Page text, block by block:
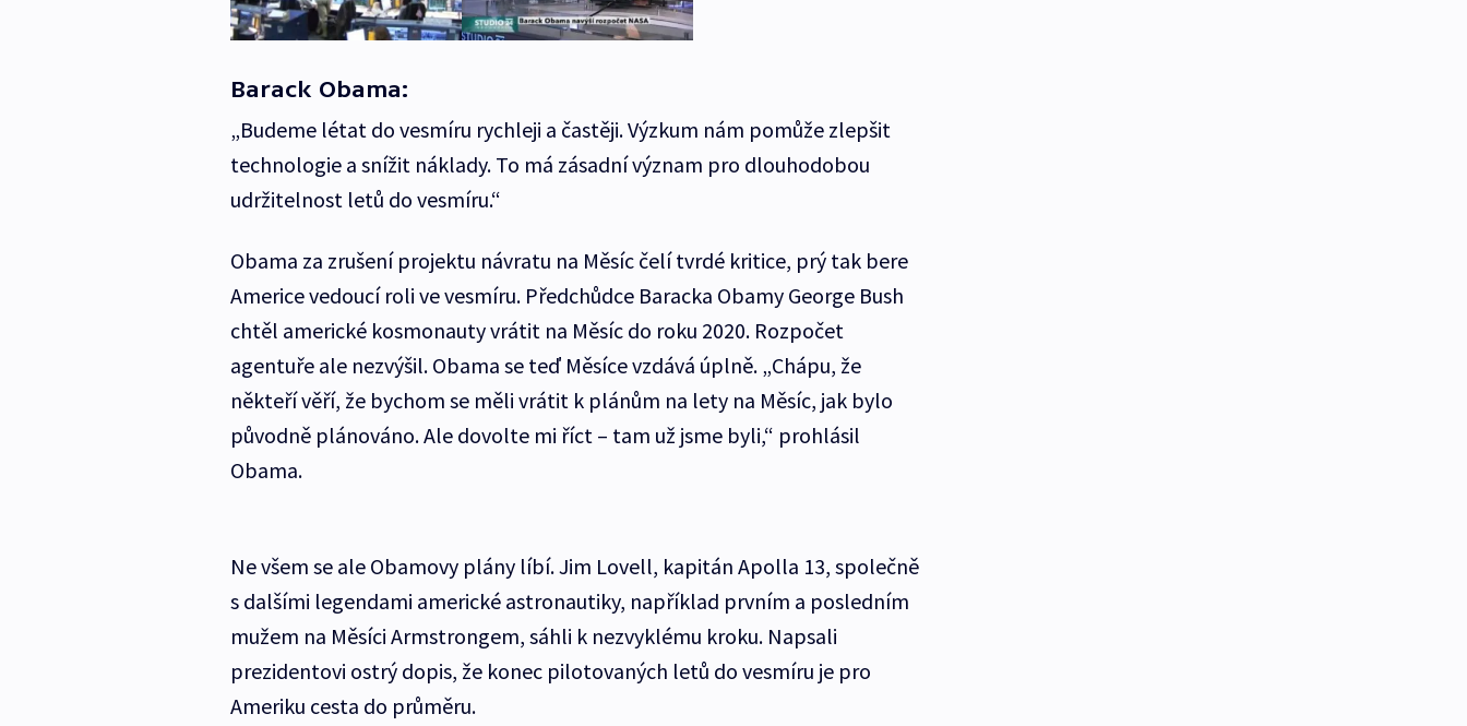
Barack Obama:
„Budeme létat do vesmíru rychleji a častěji. Výzkum nám pomůže zlepšit
technologie a snížit náklady. To má zásadní význam pro dlouhodobou
udržitelnost letů do vesmíru.“
Obama za zrušení projektu návratu na Měsíc čelí tvrdé kritice, prý tak bere
Americe vedoucí roli ve vesmíru. Předchůdce Baracka Obamy George Bush
chtěl americké kosmonauty vrátit na Měsíc do roku 2020. Rozpočet
agentuře ale nezvýšil. Obama se teď Měsíce vzdává úplně. „Chápu, že
někteří věří, že bychom se měli vrátit k plánům na lety na Měsíc, jak bylo
původně plánováno. Ale dovolte mi říct – tam už jsme byli,“ prohlásil
Obama.
Ne všem se ale Obamovy plány líbí. Jim Lovell, kapitán Apolla 13, společně
s dalšími legendami americké astronautiky, například prvním a posledním
mužem na Měsíci Armstrongem, sáhli k nezvyklému kroku. Napsali
prezidentovi ostrý dopis, že konec pilotovaných letů do vesmíru je pro
Ameriku cesta do průměru.